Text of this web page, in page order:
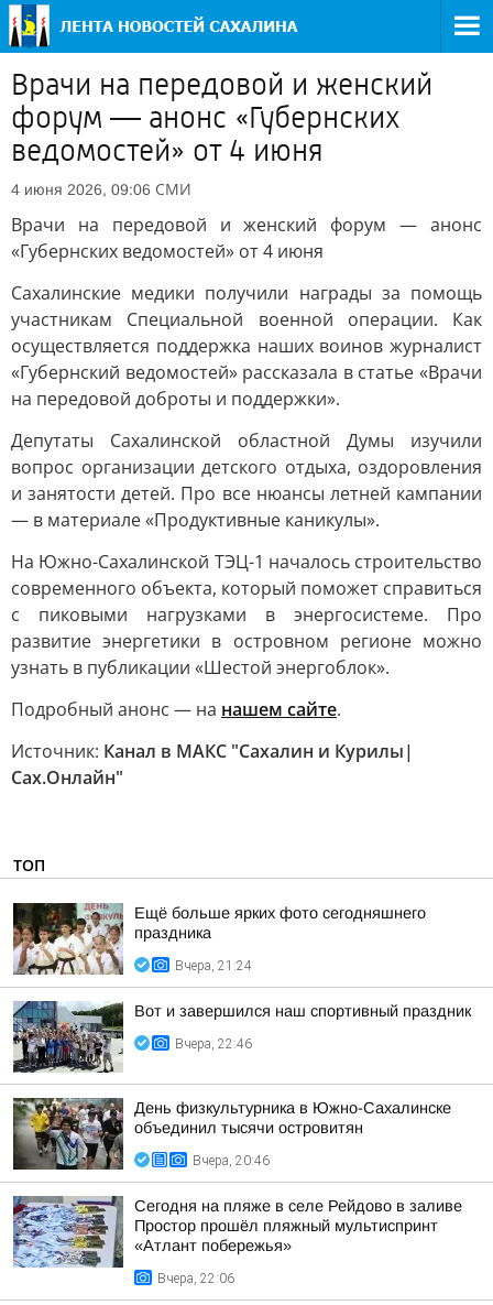
Врачи на передовой и женский
форум — анонс «Губернских
ведомостей» от 4 июня
4 июня 2026, 09:06 СМИ
Врачи на передовой и женский форум — анонс
«Губернских ведомостей» от 4 июня
Сахалинские медики получили награды за помощь
участникам Специальной военной операции. Как
осуществляется поддержка наших воинов журналист
«Губернский ведомостей» рассказала в статье «Врачи
на передовой доброты и поддержки».
Депутаты Сахалинской областной Думы изучили
вопрос организации детского отдыха, оздоровления
и занятости детей. Про все нюансы летней кампании
— в материале «Продуктивные каникулы».
На Южно-Сахалинской ТЭЦ-1 началось строительство
современного объекта, который поможет справиться
с пиковыми нагрузками в энергосистеме. Про
развитие энергетики в островном регионе можно
узнать в публикации «Шестой энергоблок».
Подробный анонс — на нашем сайте.
Источник: Канал в МАКС "Сахалин и Курилы|
Сах.Онлайн"
ТОП
Ещё больше ярких фото сегодняшнего
праздника
Вчера, 21:24
Вот и завершился наш спортивный праздник
Вчера, 22:46
День физкультурника в Южно-Сахалинске
объединил тысячи островитян
Вчера, 20:46
Сегодня на пляже в селе Рейдово в заливе
Простор прошёл пляжный мультиспринт
«Атлант побережья»
Вчера, 22:06